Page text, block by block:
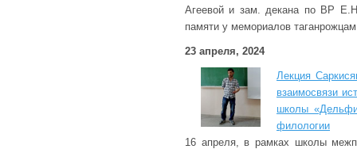
Агеевой и зам. декана по ВР
памяти у мемориалов
23 апреля, 2024
Лекция
взаимосвязи
школы
филологии
16 апреля, в рамках школы